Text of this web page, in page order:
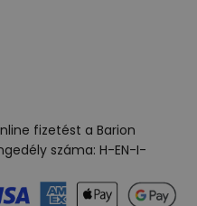
fizetést a Barion
száma: H-EN-I-